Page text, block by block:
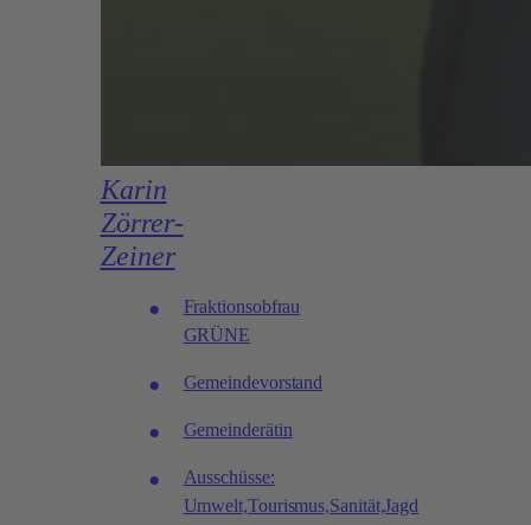
Karin
Zörrer-
Zeiner
Fraktionsobfrau
GRÜNE
Gemeindevorstand
Gemeinderätin
Ausschüsse:
Umwelt,Tourismus,Sanität,Jagd